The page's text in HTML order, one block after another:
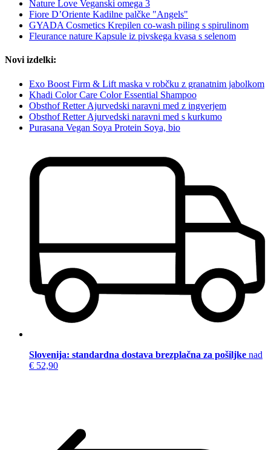
Nature Love Veganski omega 3
Fiore D’Oriente Kadilne palčke "Angels"
GYADA Cosmetics Krepilen co-wash piling s spirulinom
Fleurance nature Kapsule iz pivskega kvasa s selenom
Novi izdelki:
Exo Boost Firm & Lift maska v robčku z granatnim jabolkom
Khadi Color Care Color Essential Shampoo
Obsthof Retter Ajurvedski naravni med z ingverjem
Obsthof Retter Ajurvedski naravni med s kurkumo
Purasana Vegan Soya Protein Soya, bio
Slovenija: standardna dostava brezplačna za pošiljke nad
€ 52,90